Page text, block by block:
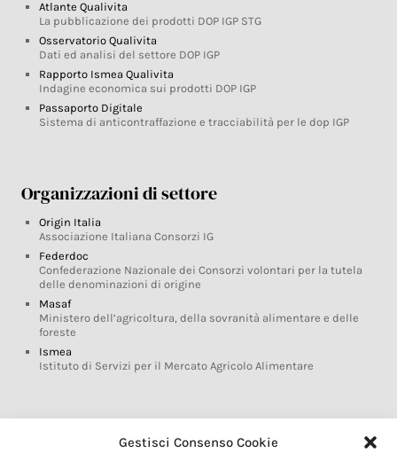
Gestisci Consenso Cookie
Atlante Qualivita
La pubblicazione dei prodotti DOP IGP STG
Osservatorio Qualivita
Dati ed analisi del settore DOP IGP
Rapporto Ismea Qualivita
Indagine economica sui prodotti DOP IGP
Passaporto Digitale
Sistema di anticontraffazione e tracciabilità per le dop IGP
Organizzazioni di settore
Origin Italia
Associazione Italiana Consorzi IG
Federdoc
Confederazione Nazionale dei Consorzi volontari per la tutela
delle denominazioni di origine
Masaf
Ministero dell’agricoltura, della sovranità alimentare e delle
foreste
Ismea
Istituto di Servizi per il Mercato Agricolo Alimentare
Glossario DOP IGP